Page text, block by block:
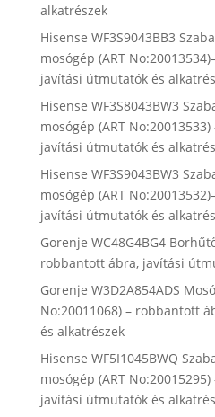
alkatrészek
Hisense WF3S9043BB3
mosógép (ART
javítási útmutatók és
Hisense WF3S8043BW3
mosógép (ART
javítási útmutatók és
Hisense WF3S9043BW3
mosógép (ART
javítási útmutatók és
Gorenje WC48G4BG4
robbantott ábra, javítási
Gorenje W3D2A854ADS
No:20011068) – robbantott
és alkatrészek
Hisense WF5I1045BWQ
mosógép (ART
javítási útmutatók és